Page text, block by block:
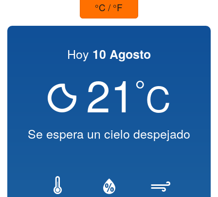
°C / °F
Hoy 10 Agosto
21 °C
Se espera un cielo despejado